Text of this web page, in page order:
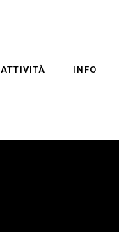
ATTIVITÀ INFO